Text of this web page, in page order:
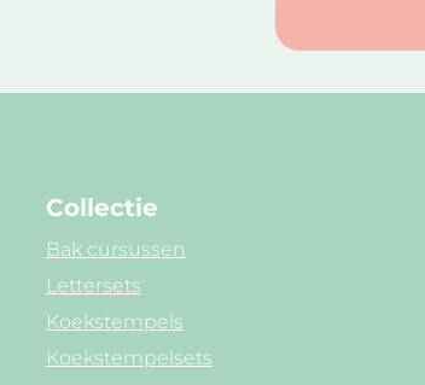
Collectie
Bak cursussen
Lettersets
Koekstempels
Koekstempelsets